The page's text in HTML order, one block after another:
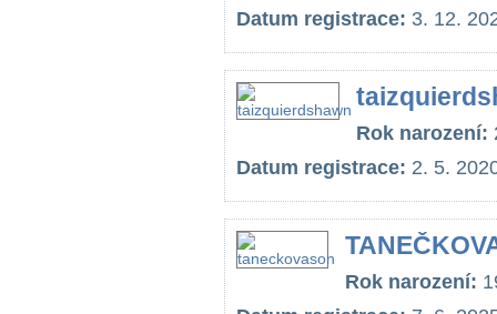
Datum registrace: 3. 12.
Rok narození:
Datum registrace: 2. 5.
Rok narození: